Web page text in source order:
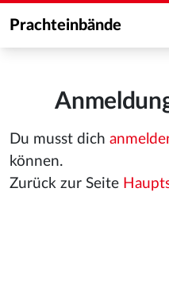
Prachteinbände
Du musst dich
können.
Zurück zur Seite